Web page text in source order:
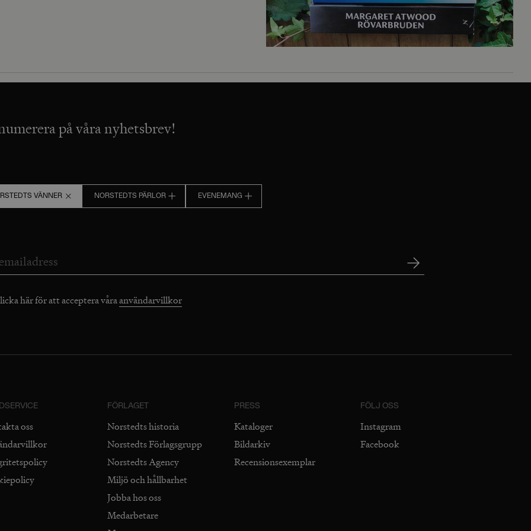
på våra nyhetsbrev!
VÄNNER NORSTEDTS PÄRLOR EVENEMANG
här för att acceptera våraanvändarvillkor
oss
FÖRLAGET
Norstedts historia
Norstedts Förlagsgrupp
Norstedts Agency
Miljö och hållbarhet
Jobba hos oss
Medarbetare
PRESS
Kataloger
Bildarkiv
Recensionsexemplar
FÖLJ OSS
Instagram
Facebook